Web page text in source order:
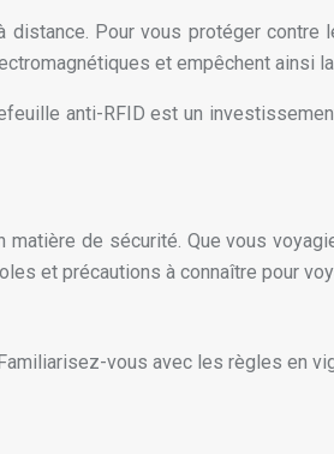
distance. Pour vous protéger contre
et empêchent ainsi
anti-RFID est un
de sécurité. Que vous
et précautions à connaître pour
vous avec les règles en